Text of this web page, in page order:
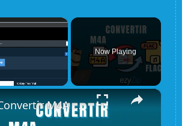
×
Now Playing
×
🎶 Convertir M4A en FLAC en Ligne – Gratuit et Sans Application